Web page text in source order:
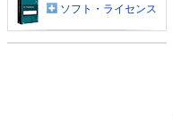
ソフト・ライセンス